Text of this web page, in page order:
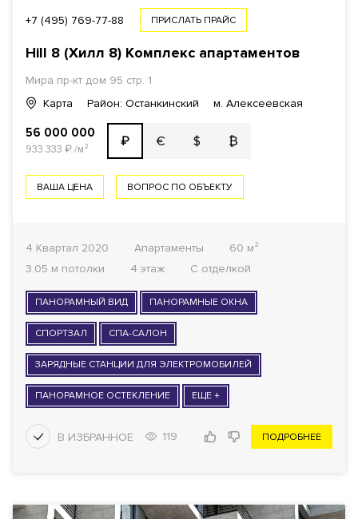
+7 (495) 769-77-88 ПРИСЛАТЬ ПРАЙС
Hill 8 (Хилл 8) Комплекс апартаментов
Мира пр-кт дом 95 стр. 1
Карта
Район: Останкинский м. Алексеевская
56 000 000
933 333 ₽/м² ₽ € $ ₿
ВАША ЦЕНА ВОПРОС ПО ОБЪЕКТУ
4 Квартал 2020 Апартаменты
60 м²
3.05 м потолки
4 этаж С отделкой
ПАНОРАМНЫЙ ВИД ПАНОРАМНЫЕ ОКНА
СПОРТЗАЛ СПА-САЛОН
ЗАРЯДНЫЕ СТАНЦИИ ДЛЯ ЭЛЕКТРОМОБИЛЕЙ
ПАНОРАМНОЕ ОСТЕКЛЕНИЕ ЕЩЕ +
119 ПОДРОБНЕЕ